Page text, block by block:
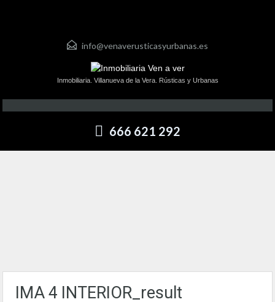
info@venaverusticasyurbanas.es
Inmobiliaria. Villanueva de la Vera. Rústicas y Urbanas
666 621 292
IMA 4 INTERIOR_result